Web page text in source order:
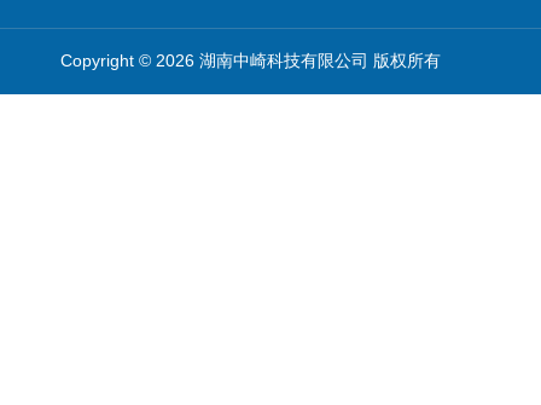
Copyright © 2026 湖南中崎科技有限公司 版权所有